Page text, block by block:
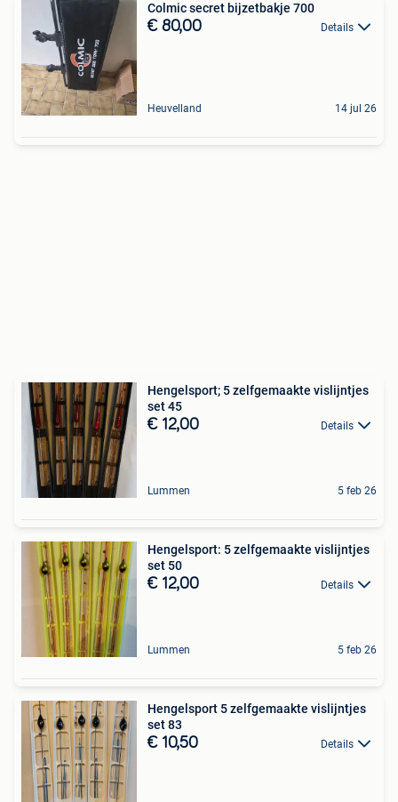
Colmic secret bijzetbakje 700
€ 80,00 Details
Heuvelland 14 jul 26
Hengelsport; 5 zelfgemaakte vislijntjes
set 45
€ 12,00 Details
Lummen 5 feb 26
Hengelsport: 5 zelfgemaakte vislijntjes
set 50
€ 12,00 Details
Lummen 5 feb 26
Hengelsport 5 zelfgemaakte vislijntjes
set 83
€ 10,50 Details